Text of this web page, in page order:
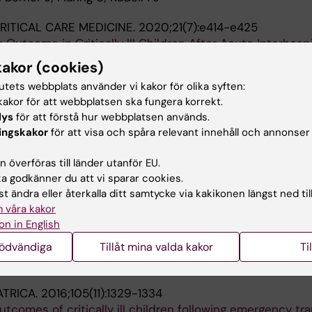
CARE MEDICINE. 2020;21(7):e414-e425
Outcome in Critically III Children After Acute
PJ; Flaring U; Berner J; Eksborg S
OF ANAESTHESIA.2019;123(3):316-324
for venous thrombosis in children with
venous catheters
A; Dahlberg A; Berner J; Kaiser S; Vermin L;
A
CLINICAL MONITORING AND COMPUTING.
oxygen saturation monitoring by near-infrared
hospital transports with special reference to air
study
U; Berner J; Eksborg S
2016;105(11):1329-1334
(cookies)
webbplats använder vi kakor för olika syften:
för att webbplatsen ska fungera korrekt.
för att förstå hur webbplatsen används.
för att visa och spåra relevant innehåll och
överföras till länder utanför EU.
godkänner du att vi sparar cookies.
ändra eller återkalla ditt samtycke via kakikonen längst ned
våra kakor
in English
Tillåt mina valda kakor